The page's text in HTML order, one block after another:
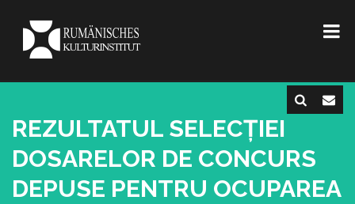
REZULTATUL SELECȚIEI
DOSARELOR DE CONCURS
DEPUSE PENTRU OCUPAREA